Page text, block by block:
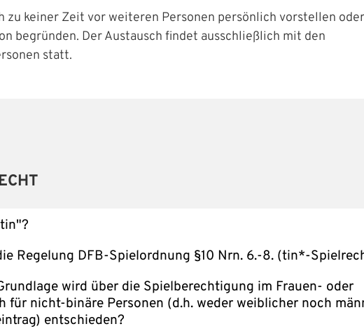
zu keiner Zeit vor weiteren Personen persönlich vorstellen oder
begründen. Der Austausch findet ausschließlich mit den
statt.
Regelung DFB-Spielordnung §10 Nrn. 6.-8. (tin*-
wird über die Spielberechtigung im Frauen- oder
für nicht-binäre Personen (d.h. weder weiblicher noch
entschieden?